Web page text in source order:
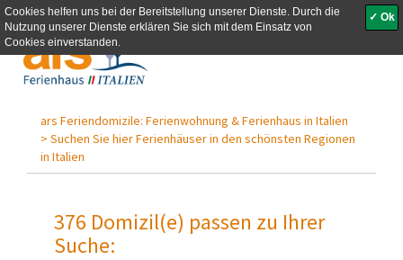
Cookies helfen uns bei der Bereitstellung unserer Dienste. Durch die
Nutzung unserer Dienste erklären Sie sich mit dem Einsatz von
Cookies einverstanden.
✓ Ok
ars Feriendomizile: Ferienwohnung & Ferienhaus in Italien
> Suchen Sie hier Ferienhäuser in den schönsten Regionen
in Italien
376 Domizil(e) passen zu Ihrer
Suche: